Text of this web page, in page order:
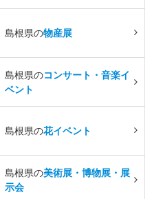
島根県の物産展
島根県のコンサート・音楽イ
ベント
島根県の花イベント
島根県の美術展・博物展・展
示会